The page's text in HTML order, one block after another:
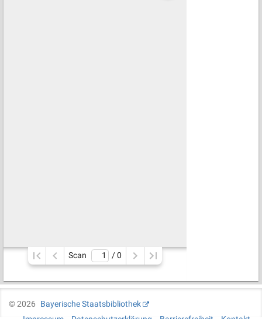
Scan / 0
©2026
Bayerische Staatsbibliothek